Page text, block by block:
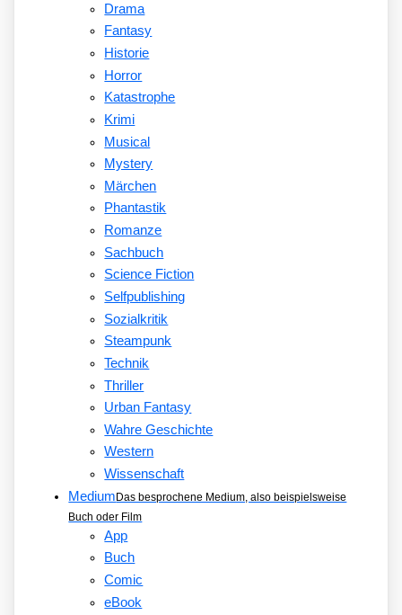
Drama
Fantasy
Historie
Horror
Katastrophe
Krimi
Musical
Mystery
Märchen
Phantastik
Romanze
Sachbuch
Science Fiction
Selfpublishing
Sozialkritik
Steampunk
Technik
Thriller
Urban Fantasy
Wahre Geschichte
Western
Wissenschaft
MediumDas besprochene Medium, also beispielsweise
Buch oder Film
App
Buch
Comic
eBook